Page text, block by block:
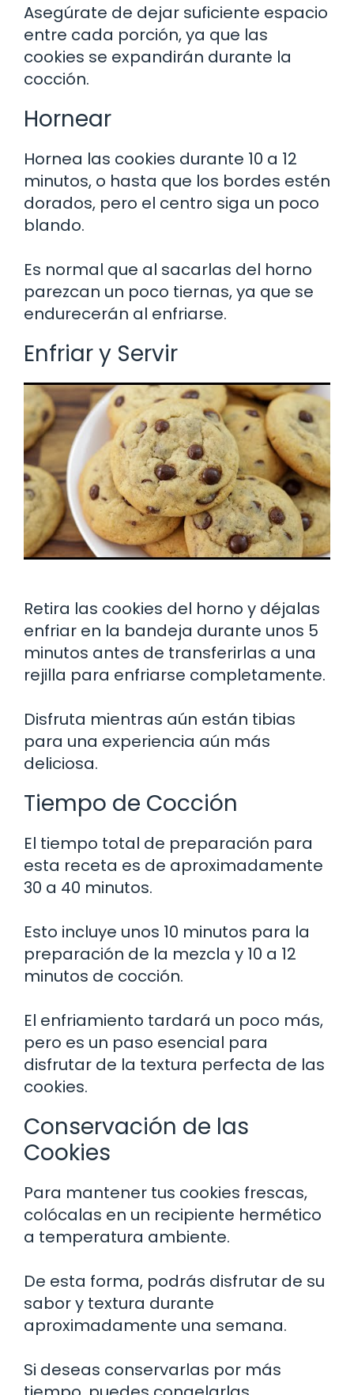
Asegúrate de dejar suficiente espacio
entre cada porción, ya que las
cookies se expandirán durante la
cocción.
Hornear
Hornea las cookies durante 10 a 12
minutos, o hasta que los bordes estén
dorados, pero el centro siga un poco
blando.
Es normal que al sacarlas del horno
parezcan un poco tiernas, ya que se
endurecerán al enfriarse.
Enfriar y Servir
Retira las cookies del horno y déjalas
enfriar en la bandeja durante unos 5
minutos antes de transferirlas a una
rejilla para enfriarse completamente.
Disfruta mientras aún están tibias
para una experiencia aún más
deliciosa.
Tiempo de Cocción
El tiempo total de preparación para
esta receta es de aproximadamente
30 a 40 minutos.
Esto incluye unos 10 minutos para la
preparación de la mezcla y 10 a 12
minutos de cocción.
El enfriamiento tardará un poco más,
pero es un paso esencial para
disfrutar de la textura perfecta de las
cookies.
Conservación de las
Cookies
Para mantener tus cookies frescas,
colócalas en un recipiente hermético
a temperatura ambiente.
De esta forma, podrás disfrutar de su
sabor y textura durante
aproximadamente una semana.
Si deseas conservarlas por más